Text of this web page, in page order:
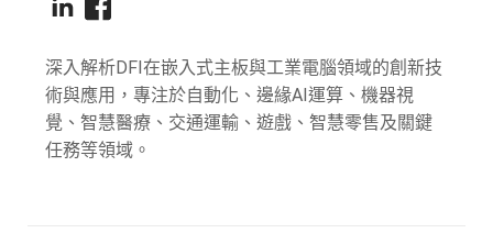
深入解析DFI在嵌入式主板與工業電腦領域的創新技
術與應用，專注於自動化、邊緣AI運算、機器視
覺、智慧醫療、交通運輸、遊戲、智慧零售及關鍵
任務等領域。